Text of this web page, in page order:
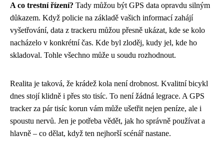
A co trestní řízení? Tady můžou být GPS data opravdu silným
důkazem. Když policie na základě vašich informací zahájí
vyšetřování, data z trackeru můžou přesně ukázat, kde se kolo
nacházelo v konkrétní čas. Kde byl zloděj, kudy jel, kde ho
skladoval. Tohle všechno může u soudu rozhodnout.
Realita je taková, že krádež kola není drobnost. Kvalitní bicykl
dnes stojí klidně i přes sto tisíc. To není žádná legrace. A GPS
tracker za pár tisíc korun vám může ušetřit nejen peníze, ale i
spoustu nervů. Jen je potřeba vědět, jak ho správně používat a
hlavně – co dělat, když ten nejhorší scénář nastane.